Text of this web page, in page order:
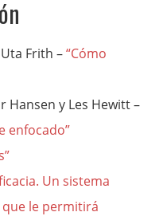
Uta Frith –“Cómo
Hansen y Les Hewitt –
enfocado”
Un sistema
le permitirá